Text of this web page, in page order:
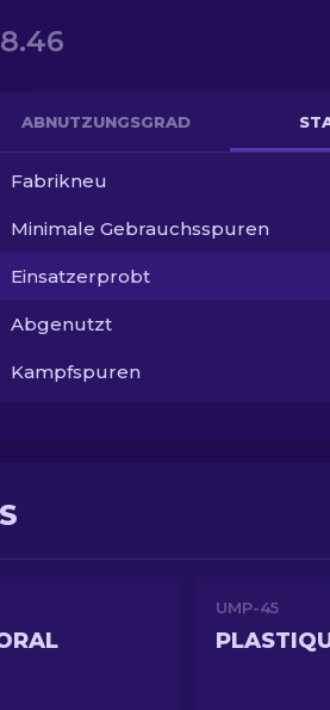
ABNUTZUNGSGRAD
Fabrikneu
Minimale Gebrauchsspuren
Einsatzerprobt
Abgenutzt
Kampfspuren
UMP-45